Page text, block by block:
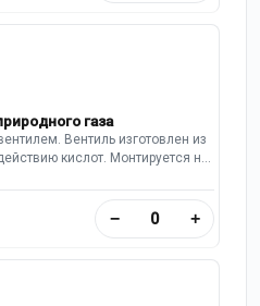
газа
Вентиль изготовлен из
кислот. Монтируется на
шкафа. Длина выпуска: 95
− +